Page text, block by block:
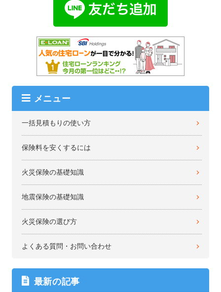
メニュー
一括見積もりの使い方
保険料を安くするには
火災保険の基礎知識
地震保険の基礎知識
火災保険の選び方
よくある質問・お問い合わせ
最新の記事